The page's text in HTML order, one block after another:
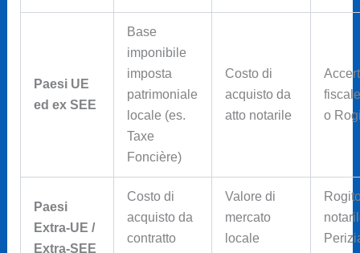
Paesi UE
ed ex SEE
Base
imponibile
imposta
patrimoniale
locale (es.
Taxe
Foncière)
Costo di
acquisto da
atto notarile
o
Paesi
Extra-UE /
Extra-SEE
Costo di
acquisto da
contratto
Valore di
mercato
locale